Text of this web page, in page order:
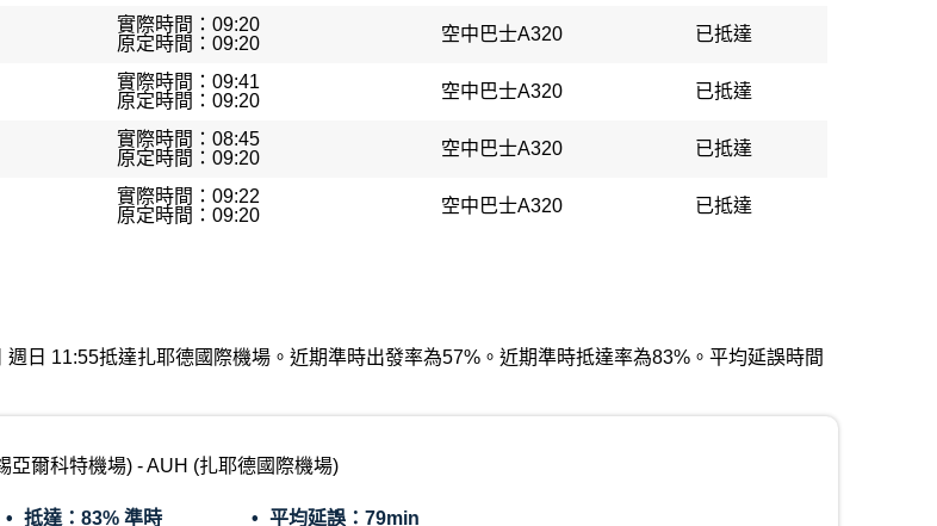
實際時間：09:20
原定時間：09:20
空中巴士A320 已抵達
實際時間：09:41
原定時間：09:20
空中巴士A320 已抵達
實際時間：08:45
原定時間：09:20
空中巴士A320 已抵達
實際時間：09:22
原定時間：09:20
空中巴士A320 已抵達
日 11:55抵達扎耶德國際機場。近期準時出發率為57%。近期準時抵達率為83%。平均延誤時間
亞爾科特機場) - AUH (扎耶德國際機場)
抵達： 83% 準時 平均延誤： 79min